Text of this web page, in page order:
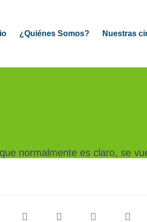
¿Quiénes Somos? Nuestras
normalmente es claro, se